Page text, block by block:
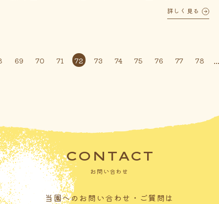
詳しく見る
69 70 71 72 73 74 75 76 77 78 ...
CONTACT
お問い合わせ
当園へのお問い合わせ・ご質問は